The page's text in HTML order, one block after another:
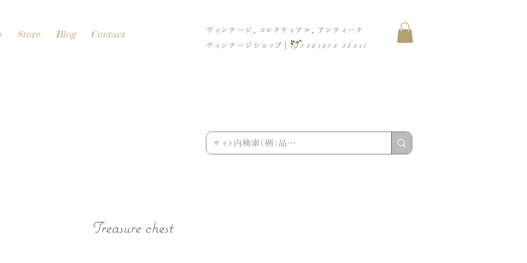
Store Blog Contact
ヴィンテージ、コレクティブル、アンティーク
ヴィンテージショップ |
Treasure chest
Treasure chest